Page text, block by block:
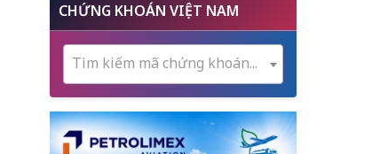
CHỨNG KHOÁN VIỆT NAM
Tìm kiếm mã chứng khoán...